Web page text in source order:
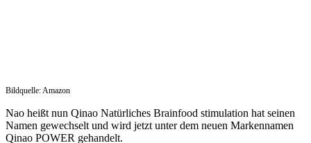
Bildquelle: Amazon
Nao heißt nun Qinao Natürliches Brainfood stimulation hat seinen
Namen gewechselt und wird jetzt unter dem neuen Markennamen
Qinao POWER gehandelt.